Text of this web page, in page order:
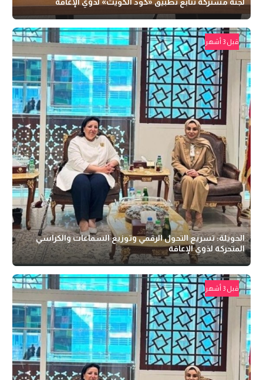
لجنة مشتركة تتابع تطبيق «كود الكويت» لذوي الإعاقة
قبل 3 أشهر
الحويلة: تسريع التحول الرقمي وتوزيع السماعات والكراسي
المتحركة لذوي الإعاقة
قبل 3 أشهر